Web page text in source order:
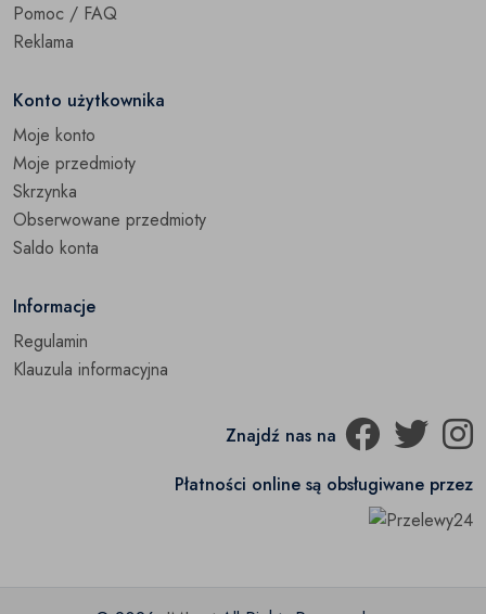
Pomoc / FAQ
Reklama
Konto użytkownika
Moje konto
Moje przedmioty
Skrzynka
Obserwowane przedmioty
Saldo konta
Informacje
Regulamin
Klauzula informacyjna
Znajdź nas na
Płatności online są obsługiwane przez